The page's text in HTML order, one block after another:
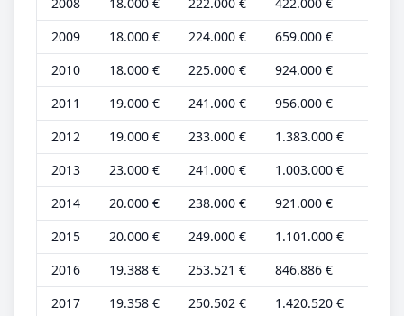
2009
18.000 € 224.000 € 659.000 €
2010
18.000 € 225.000 € 924.000 €
2011
19.000 € 241.000 € 956.000 €
2012
19.000 € 233.000 € 1.383.000 €
2013
23.000 € 241.000 € 1.003.000 €
2014
20.000 € 238.000 € 921.000 €
2015
20.000 € 249.000 € 1.101.000 €
2016
19.388 € 253.521 € 846.886 €
2017
19.358 € 250.502 € 1.420.520 €